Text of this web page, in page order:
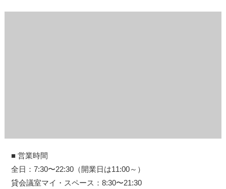
■ 営業時間
全日：7:30〜22:30（開業日は11:00～）
貸会議室マイ・スペース：8:30〜21:30